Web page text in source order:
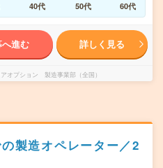
40代 50代 60代
へ進む 詳しく見る
オプション 製造事業部（全国）
製造オペレーター／2